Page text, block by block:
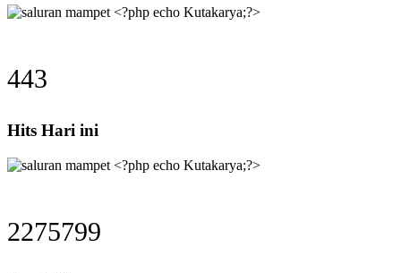
443
Hits Hari ini
2275799